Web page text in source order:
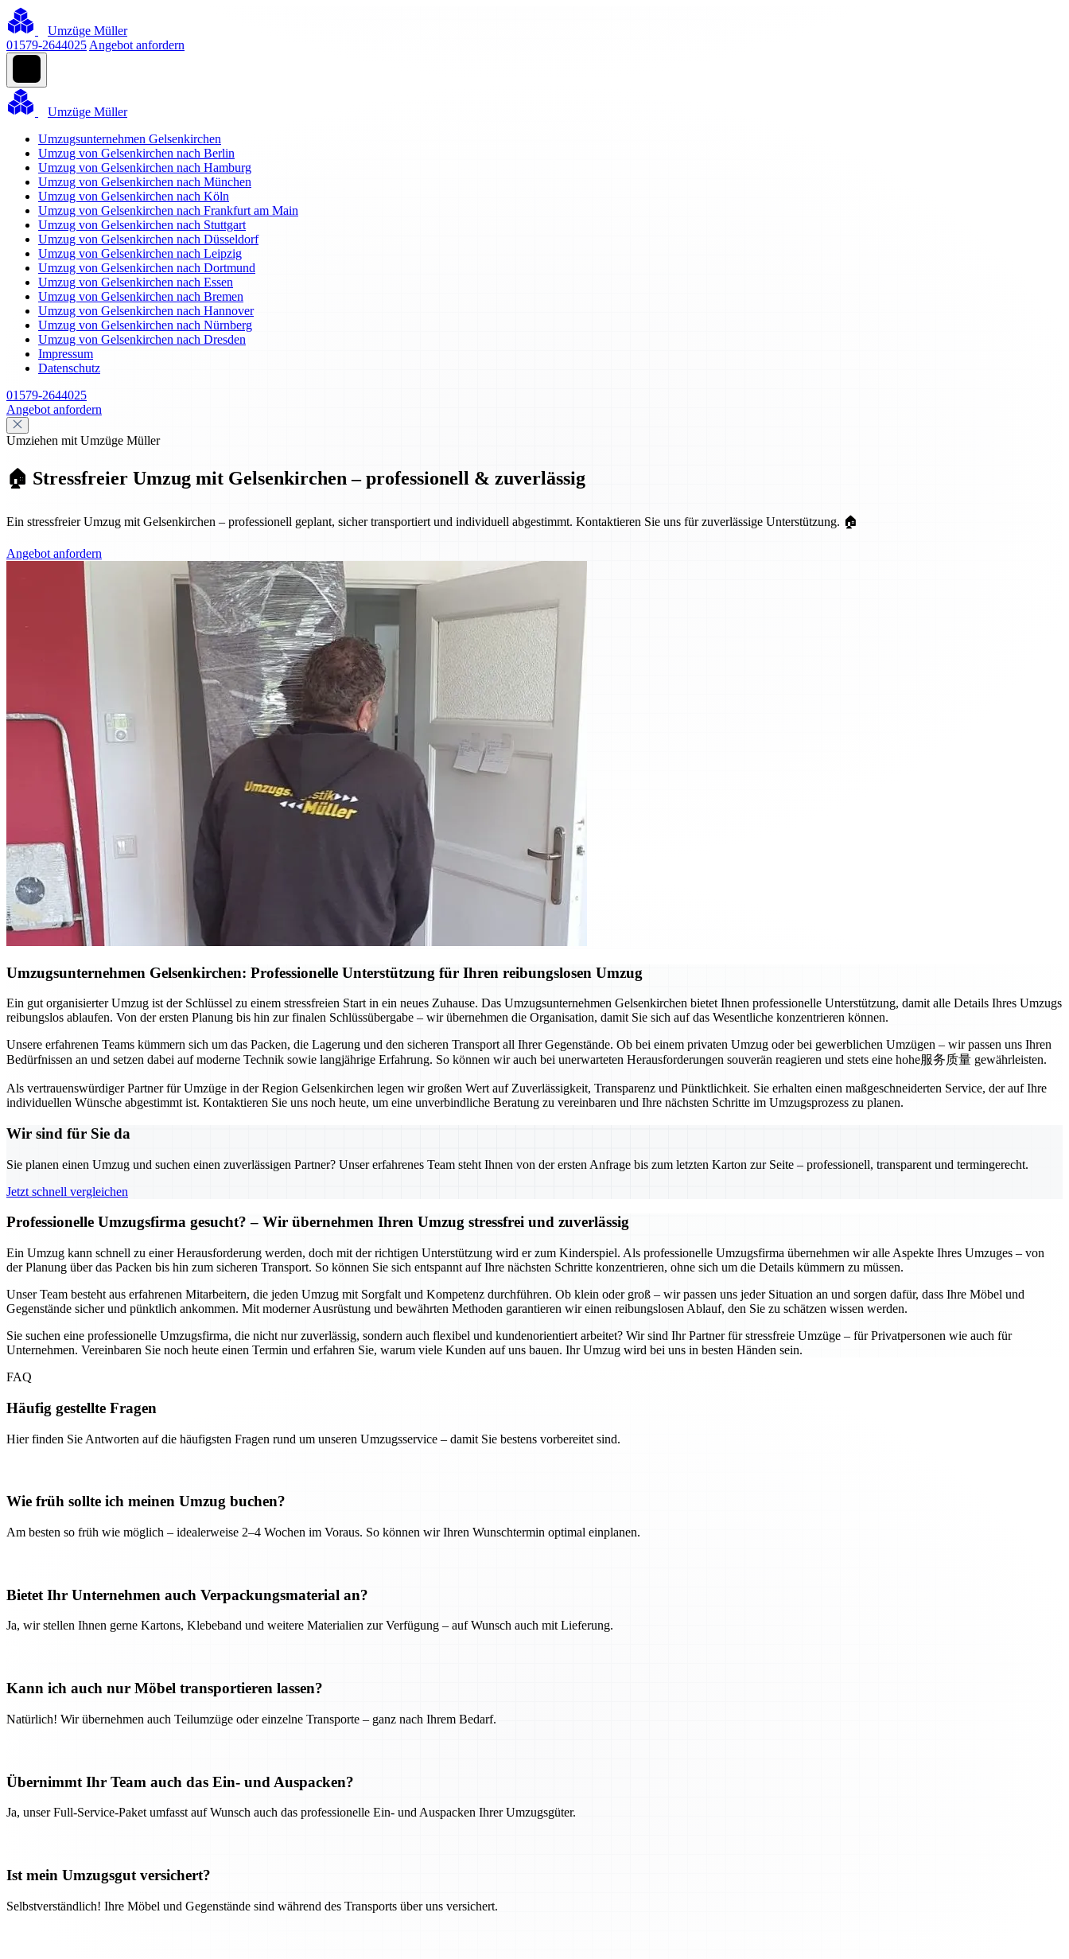
Umzüge Müller
01579-2644025 Angebot anfordern
Umzüge Müller
Umzugsunternehmen Gelsenkirchen
Umzug von Gelsenkirchen nach Berlin
Umzug von Gelsenkirchen nach Hamburg
Umzug von Gelsenkirchen nach München
Umzug von Gelsenkirchen nach Köln
Umzug von Gelsenkirchen nach Frankfurt am Main
Umzug von Gelsenkirchen nach Stuttgart
Umzug von Gelsenkirchen nach Düsseldorf
Umzug von Gelsenkirchen nach Leipzig
Umzug von Gelsenkirchen nach Dortmund
Umzug von Gelsenkirchen nach Essen
Umzug von Gelsenkirchen nach Bremen
Umzug von Gelsenkirchen nach Hannover
Umzug von Gelsenkirchen nach Nürnberg
Umzug von Gelsenkirchen nach Dresden
Impressum
Datenschutz
01579-2644025
Angebot anfordern
Umziehen mit Umzüge Müller
🏠 Stressfreier Umzug mit Gelsenkirchen – professionell & zuverlässig
Ein stressfreier Umzug mit Gelsenkirchen – professionell geplant, sicher transportiert und individuell abgestimmt. Kontaktieren Sie uns für zuverlässige Unterstützung. 🏠
Angebot anfordern
Umzugsunternehmen Gelsenkirchen: Professionelle Unterstützung für Ihren reibungslosen Umzug
Ein gut organisierter Umzug ist der Schlüssel zu einem stressfreien Start in ein neues Zuhause. Das Umzugsunternehmen Gelsenkirchen bietet Ihnen professionelle Unterstützung, damit alle Details Ihres Umzugs
reibungslos ablaufen. Von der ersten Planung bis hin zur finalen Schlüssübergabe – wir übernehmen die Organisation, damit Sie sich auf das Wesentliche konzentrieren können.
Unsere erfahrenen Teams kümmern sich um das Packen, die Lagerung und den sicheren Transport all Ihrer Gegenstände. Ob bei einem privaten Umzug oder bei gewerblichen Umzügen – wir passen uns Ihren
Bedürfnissen an und setzen dabei auf moderne Technik sowie langjährige Erfahrung. So können wir auch bei unerwarteten Herausforderungen souverän reagieren und stets eine hohe服务质量 gewährleisten.
Als vertrauenswürdiger Partner für Umzüge in der Region Gelsenkirchen legen wir großen Wert auf Zuverlässigkeit, Transparenz und Pünktlichkeit. Sie erhalten einen maßgeschneiderten Service, der auf Ihre
individuellen Wünsche abgestimmt ist. Kontaktieren Sie uns noch heute, um eine unverbindliche Beratung zu vereinbaren und Ihre nächsten Schritte im Umzugsprozess zu planen.
Wir sind für Sie da
Sie planen einen Umzug und suchen einen zuverlässigen Partner? Unser erfahrenes Team steht Ihnen von der ersten Anfrage bis zum letzten Karton zur Seite – professionell, transparent und termingerecht.
Jetzt schnell vergleichen
Professionelle Umzugsfirma gesucht? – Wir übernehmen Ihren Umzug stressfrei und zuverlässig
Ein Umzug kann schnell zu einer Herausforderung werden, doch mit der richtigen Unterstützung wird er zum Kinderspiel. Als professionelle Umzugsfirma übernehmen wir alle Aspekte Ihres Umzuges – von
der Planung über das Packen bis hin zum sicheren Transport. So können Sie sich entspannt auf Ihre nächsten Schritte konzentrieren, ohne sich um die Details kümmern zu müssen.
Unser Team besteht aus erfahrenen Mitarbeitern, die jeden Umzug mit Sorgfalt und Kompetenz durchführen. Ob klein oder groß – wir passen uns jeder Situation an und sorgen dafür, dass Ihre Möbel und
Gegenstände sicher und pünktlich ankommen. Mit moderner Ausrüstung und bewährten Methoden garantieren wir einen reibungslosen Ablauf, den Sie zu schätzen wissen werden.
Sie suchen eine professionelle Umzugsfirma, die nicht nur zuverlässig, sondern auch flexibel und kundenorientiert arbeitet? Wir sind Ihr Partner für stressfreie Umzüge – für Privatpersonen wie auch für
Unternehmen. Vereinbaren Sie noch heute einen Termin und erfahren Sie, warum viele Kunden auf uns bauen. Ihr Umzug wird bei uns in besten Händen sein.
FAQ
Häufig gestellte Fragen
Hier finden Sie Antworten auf die häufigsten Fragen rund um unseren Umzugsservice – damit Sie bestens vorbereitet sind.
Wie früh sollte ich meinen Umzug buchen?
Am besten so früh wie möglich – idealerweise 2–4 Wochen im Voraus. So können wir Ihren Wunschtermin optimal einplanen.
Bietet Ihr Unternehmen auch Verpackungsmaterial an?
Ja, wir stellen Ihnen gerne Kartons, Klebeband und weitere Materialien zur Verfügung – auf Wunsch auch mit Lieferung.
Kann ich auch nur Möbel transportieren lassen?
Natürlich! Wir übernehmen auch Teilumzüge oder einzelne Transporte – ganz nach Ihrem Bedarf.
Übernimmt Ihr Team auch das Ein- und Auspacken?
Ja, unser Full-Service-Paket umfasst auf Wunsch auch das professionelle Ein- und Auspacken Ihrer Umzugsgüter.
Ist mein Umzugsgut versichert?
Selbstverständlich! Ihre Möbel und Gegenstände sind während des Transports über uns versichert.